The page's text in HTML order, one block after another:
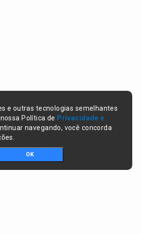
e outras tecnologias semelhantes
Política de Privacidade e
navegando, você concorda
OK